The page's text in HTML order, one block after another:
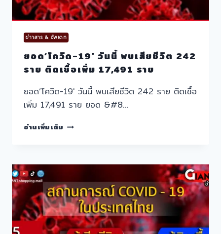
ข่าาสาร & อัพเดท
ยอด’โควิด-19′ วันนี้ พบเสียชีวิต 242
ราย ติดเชื้อเพิ่ม 17,491 ราย
ยอด’โควิด-19′ วันนี้ พบเสียชีวิต 242 ราย ติดเชื้อ
เพิ่ม 17,491 ราย ยอด &#8…
อ่านเพิ่มเติม ยอด’โค
พบ
ชีวิต
242
ราย
ติด
เชื้อ